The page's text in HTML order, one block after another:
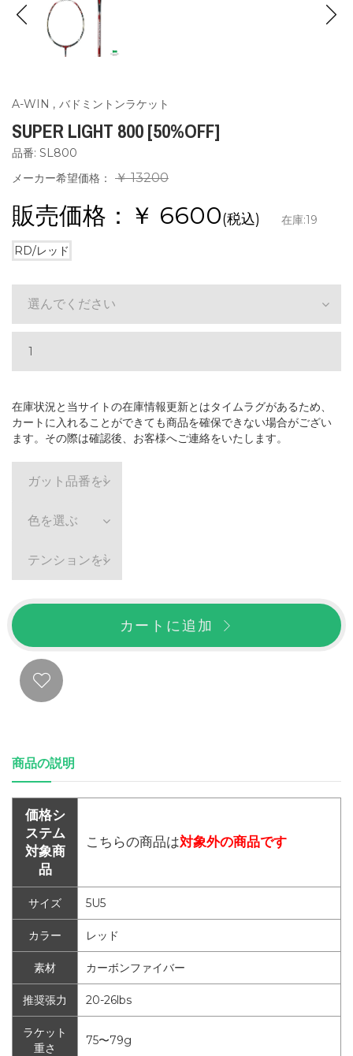
A-WIN , バドミントンラケット
SUPER LIGHT 800 [50%OFF]
品番: SL800
メーカー希望価格：
￥ 13200
販売価格：￥ 6600(税込) 在庫:19
RD/レッド
選んでください
在庫状況と当サイトの在庫情報更新とはタイムラグがあるため、
カートに入れることができても商品を確保できない場合がござい
ます。その際は確認後、お客様へご連絡をいたします。
ガット品番を選ぶ
色を選ぶ
テンションを選ぶ
カートに追加
商品の説明
価格シ
ステム
対象商
品
こちらの商品は対象外の商品です
サイズ 5U5
カラー レッド
素材 カーボンファイバー
推奨張力 20-26lbs
ラケット
重さ
75〜79g